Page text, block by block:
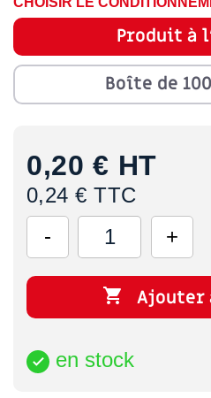
Produit à
Boîte de
0,20 € HT
0,24 € TTC
 Ajouter
 en stock